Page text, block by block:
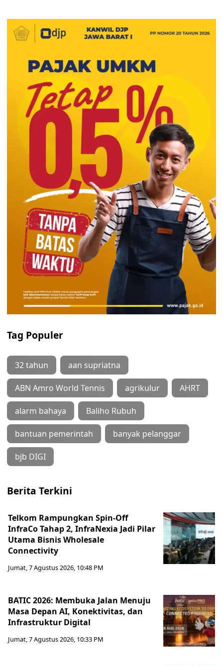
Tag Populer
32 tahun aan supriatna
ABN Amro World Tennis agrikulur AHRT
alarm bahaya Baliho Rubuh
bantuan pemerintah banyak pelanggar
bjb DIGI
Berita Terkini
Telkom Rampungkan Spin-Off
InfraCo Tahap 2, InfraNexia Jadi Pilar
Utama Bisnis Wholesale
Connectivity
Jumat, 7 Agustus 2026, 10:48 PM
BATIC 2026: Membuka Jalan Menuju
Masa Depan AI, Konektivitas, dan
Infrastruktur Digital
Jumat, 7 Agustus 2026, 10:33 PM